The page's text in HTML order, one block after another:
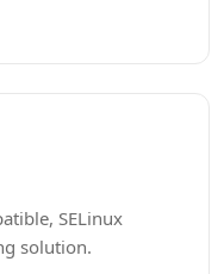
SELinux
solution.